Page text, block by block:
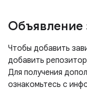
Объявление
Чтобы добавить
добавить
Для получения
ознакомьтесь с